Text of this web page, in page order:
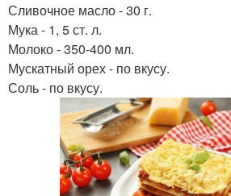
Сливочное масло - 30 г.
Мука - 1, 5 ст. л.
Молоко - 350-400 мл.
Мускатный орех - по вкусу.
Соль - по вкусу.